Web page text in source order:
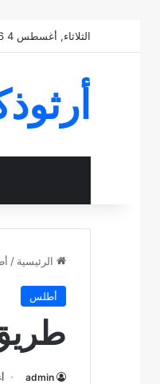
الثلاثاء, أغسطس 4 2026
الرئيسية /
أطلس
admin